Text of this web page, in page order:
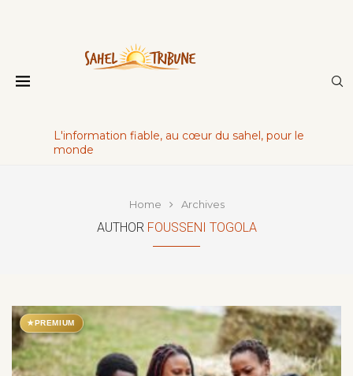
L'information fiable, au cœur du sahel, pour le
monde
Home Archives
AUTHOR FOUSSENI TOGOLA
★PREMIUM